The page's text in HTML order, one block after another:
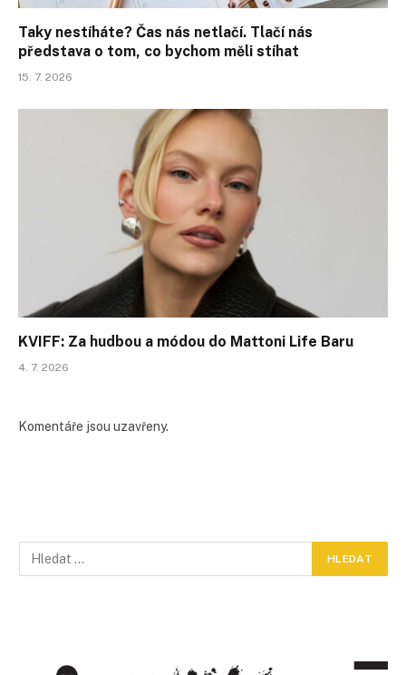
Taky nestíháte? Čas nás netlačí. Tlačí nás
představa o tom, co bychom měli stíhat
15. 7. 2026
KVIFF: Za hudbou a módou do Mattoni Life Baru
4. 7. 2026
Komentáře jsou uzavřeny.